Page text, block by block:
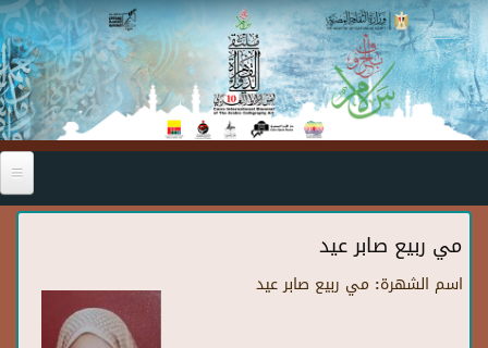
Skip to main content
مي ربيع صابر عيد
اسم الشهرة: مي ربيع صابر عيد